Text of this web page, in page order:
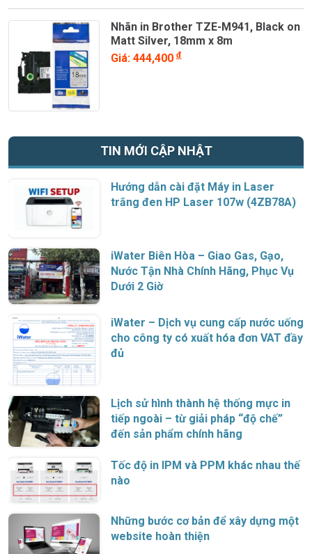
Nhãn in Brother TZE-M941, Black on
Matt Silver, 18mm x 8m
Giá: 444,400đ
TIN MỚI CẬP NHẬT
Hướng dẫn cài đặt Máy in Laser
trắng đen HP Laser 107w (4ZB78A)
iWater Biên Hòa – Giao Gas, Gạo,
Nước Tận Nhà Chính Hãng, Phục Vụ
Dưới 2 Giờ
iWater – Dịch vụ cung cấp nước uống
cho công ty có xuất hóa đơn VAT đầy
đủ
Lịch sử hình thành hệ thống mực in
tiếp ngoài – từ giải pháp “độ chế”
đến sản phẩm chính hãng
Tốc độ in IPM và PPM khác nhau thế
nào
Những bước cơ bản để xây dựng một
website hoàn thiện